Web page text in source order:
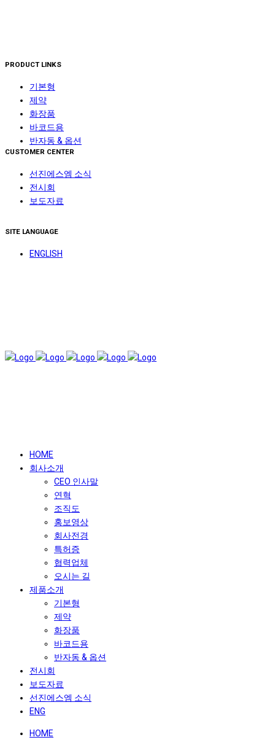
PRODUCT LINKS
기본형
제약
화장품
바코드용
반자동 & 옵션
CUSTOMER CENTER
선진에스엠 소식
전시회
보도자료
SITE LANGUAGE
ENGLISH
HOME
회사소개
CEO 인사말
연혁
조직도
홍보영상
회사전경
특허증
협력업체
오시는 길
제품소개
기본형
제약
화장품
바코드용
반자동 & 옵션
전시회
보도자료
선진에스엠 소식
ENG
HOME